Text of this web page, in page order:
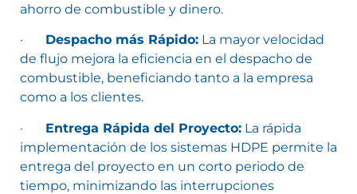
ahorro de combustible y dinero.
· Despacho más Rápido: La mayor velocidad
de flujo mejora la eficiencia en el despacho de
combustible, beneficiando tanto a la empresa
como a los clientes.
· Entrega Rápida del Proyecto: La rápida
implementación de los sistemas HDPE permite la
entrega del proyecto en un corto periodo de
tiempo, minimizando las interrupciones